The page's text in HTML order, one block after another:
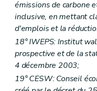
Art. 106–
Art.107–
Art.108–
Art.109
Titre III
Art.110
Art.111
Art.112
Annexe
émissions de carbone
inclusive, en mettant
d'emplois et la
18° IWEPS: Institut
prospective et de la
4 décembre 2003;
19° CESW: Conseil